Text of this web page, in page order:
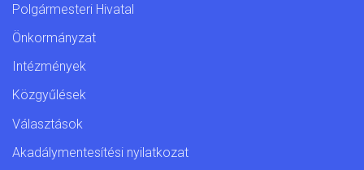
Polgármesteri Hivatal
Önkormányzat
Intézmények
Közgyűlések
Választások
Akadálymentesítési nyilatkozat